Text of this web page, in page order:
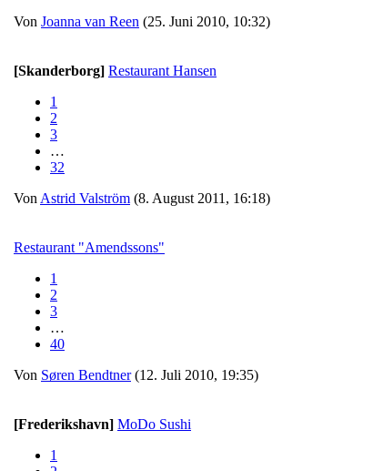
Von Joanna van Reen (25. Juni 2010, 10:32)
[Skanderborg] Restaurant Hansen
1
2
3
…
32
Von Astrid Valström (8. August 2011, 16:18)
Restaurant "Amendssons"
1
2
3
…
40
Von Søren Bendtner(12. Juli 2010, 19:35)
[Frederikshavn] MoDo Sushi
1